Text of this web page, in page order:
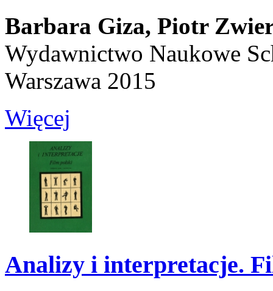
Barbara Giza, Piotr
Wydawnictwo Naukowe
Warszawa 2015
Więcej
Analizy i interpretacje.